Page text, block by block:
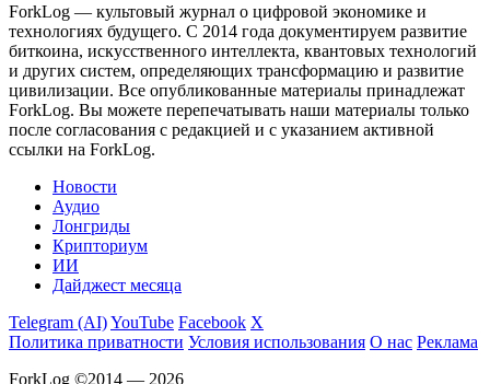
ForkLog — культовый журнал о цифровой экономике и
технологиях будущего. С 2014 года документируем развитие
биткоина, искусственного интеллекта, квантовых технологий
и других систем, определяющих трансформацию и развитие
цивилизации. Все опубликованные материалы принадлежат
ForkLog. Вы можете перепечатывать наши материалы только
после согласования с редакцией и с указанием активной
ссылки на ForkLog.
Новости
Аудио
Лонгриды
Крипториум
ИИ
Дайджест месяца
Telegram (AI)YouTube Facebook X
Политика приватности Условия использования О нас Реклама
ForkLog ©2014 — 2026